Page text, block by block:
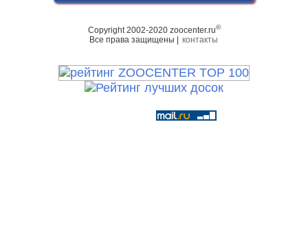
Copyright 2002-2020 zoocenter.ru©
Все права защищены | контакты